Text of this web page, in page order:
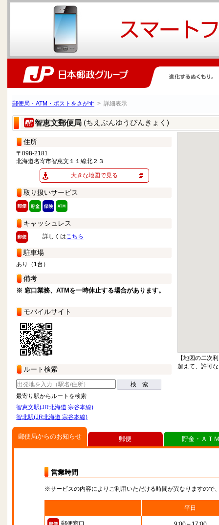
郵便局・ATM・ポストをさがす > 詳細表示
智恵文郵便局 (ちえぶんゆうびんきょく)
住所
〒098-2181
北海道名寄市智恵文１１線北２３
大きな地図で見る
取り扱いサービス
キャッシュレス
詳しくはこちら
駐車場
あり（1台）
備考
※ 窓口業務、ATMを一時休止する場合があります。
モバイルサイト
ルート検索
検 索
最寄り駅からルートを検索
智恵文駅(JR北海道 宗谷本線)
智北駅(JR北海道 宗谷本線)
【地図の二次
超えて、許可
郵便局からのお知らせ
営業時間
※サービスの内容によりご利用いただける時間が異なりますので
平日
郵便 貯金・ＡＴ